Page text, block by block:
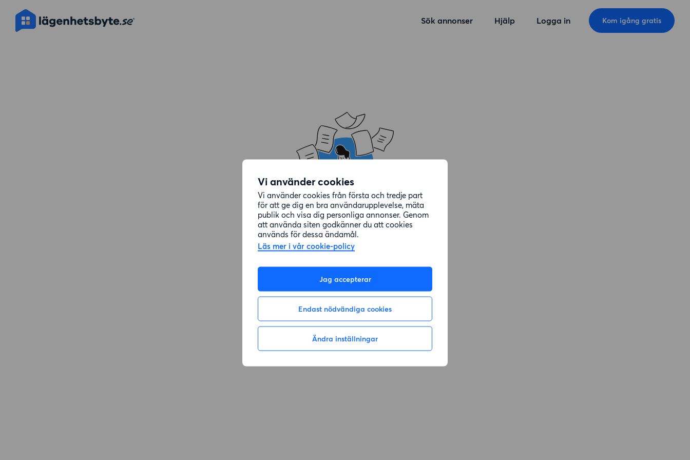
Vi använder cookies
Vi använder cookies från första och tredje part
för att ge dig en bra användarupplevelse, mäta
publik och visa dig personliga annonser. Genom
att använda siten godkänner du att cookies
används för dessa ändamål.
Läs mer i vår cookie-policy
Jag accepterar
Endast nödvändiga cookies
Ändra inställningar
Sök annonser Hjälp Logga in Kom igång gratis
Annonsen du letade efter är borttagen
Gå till sök